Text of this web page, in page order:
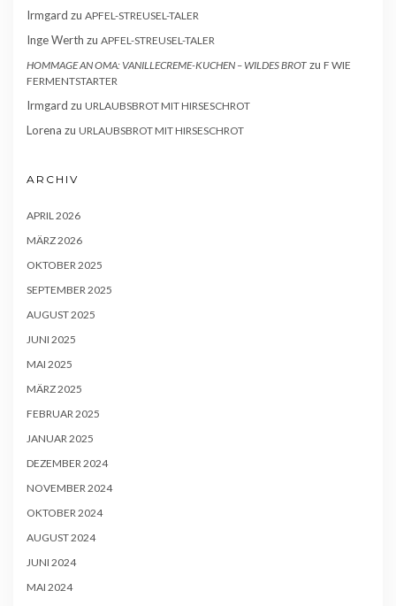
Irmgard zu APFEL-STREUSEL-TALER
Inge Werth zu APFEL-STREUSEL-TALER
HOMMAGE AN OMA: VANILLECREME-KUCHEN – WILDES BROT zu F WIE
FERMENTSTARTER
Irmgard zu URLAUBSBROT MIT HIRSESCHROT
Lorena zu URLAUBSBROT MIT HIRSESCHROT
ARCHIV
APRIL 2026
MÄRZ 2026
OKTOBER 2025
SEPTEMBER 2025
AUGUST 2025
JUNI 2025
MAI 2025
MÄRZ 2025
FEBRUAR 2025
JANUAR 2025
DEZEMBER 2024
NOVEMBER 2024
OKTOBER 2024
AUGUST 2024
JUNI 2024
MAI 2024